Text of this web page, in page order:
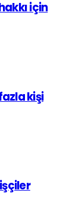
için
kişi